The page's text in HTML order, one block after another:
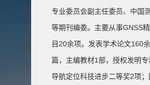
专业委员会副主任委员、中国
等期刊编委。主要从事GNSS
目20余项。发表学术论文160
篇，主编教材1部，授权发明
导航定位科技进步二等奖2项